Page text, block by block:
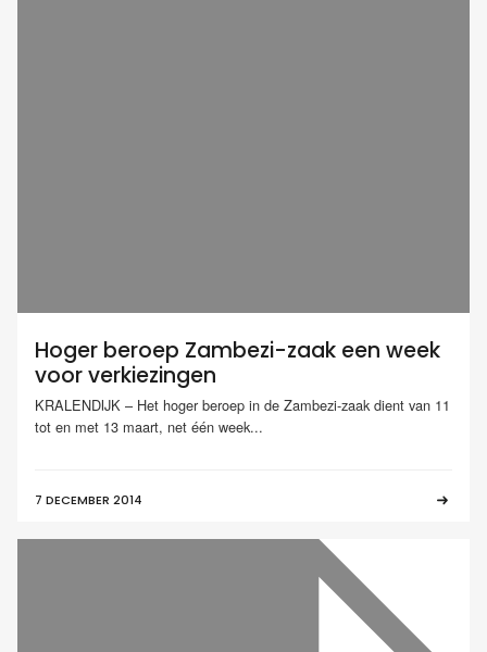
Hoger beroep Zambezi-zaak een week
voor verkiezingen
KRALENDIJK – Het hoger beroep in de Zambezi-zaak dient van 11
tot en met 13 maart, net één week...
7 DECEMBER 2014